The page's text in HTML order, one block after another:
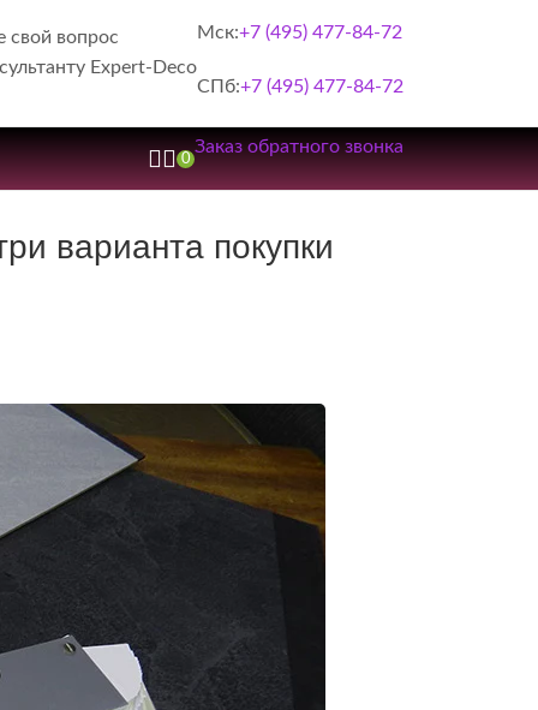
свой вопрос
Expert-Deco
Мск:+7 (495) 477-84-72
СПб:+7 (495) 477-84-72
0
Заказ обратного звонка
варианта покупки